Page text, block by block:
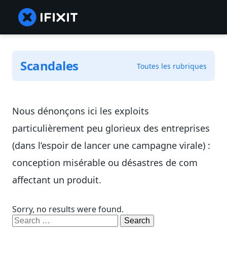
Scandales Toutes les rubriques
Nous dénonçons ici les exploits
particulièrement peu glorieux des entreprises
(dans l’espoir de lancer une campagne virale) :
conception misérable ou désastres de com
affectant un produit.
Sorry, no results were found.
Search